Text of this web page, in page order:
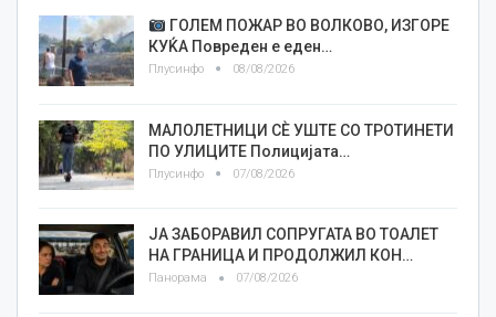
ГОЛЕМ ПОЖАР ВО ВОЛКОВО, ИЗГОРЕ
КУЌА Повреден е еден…
Плусинфо 08/08/2026
МАЛОЛЕТНИЦИ СÈ УШТЕ СО ТРОТИНЕТИ
ПО УЛИЦИТЕ Полицијата…
Плусинфо 07/08/2026
ЈА ЗАБОРАВИЛ СОПРУГАТА ВО ТОАЛЕТ
НА ГРАНИЦА И ПРОДОЛЖИЛ КОН…
Панорама 07/08/2026